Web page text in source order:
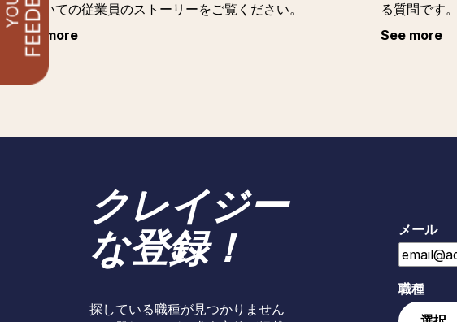
についての従業員のストーリーをご覧ください。
See more
る質問です。
See more
クレイジー
な登録！
探している職種が見つかりません
メール
職種